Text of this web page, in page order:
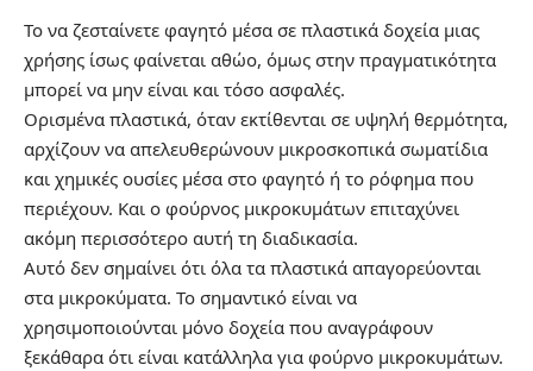
Το να ζεσταίνετε φαγητό μέσα σε πλαστικά δοχεία μιας
χρήσης ίσως φαίνεται αθώο, όμως στην πραγματικότητα
μπορεί να μην είναι και τόσο ασφαλές.
Ορισμένα πλαστικά, όταν εκτίθενται σε υψηλή θερμότητα,
αρχίζουν να απελευθερώνουν μικροσκοπικά σωματίδια
και χημικές ουσίες μέσα στο φαγητό ή το ρόφημα που
περιέχουν. Και ο φούρνος μικροκυμάτων επιταχύνει
ακόμη περισσότερο αυτή τη διαδικασία.
Αυτό δεν σημαίνει ότι όλα τα πλαστικά απαγορεύονται
στα μικροκύματα. Το σημαντικό είναι να
χρησιμοποιούνται μόνο δοχεία που αναγράφουν
ξεκάθαρα ότι είναι κατάλληλα για φούρνο μικροκυμάτων.